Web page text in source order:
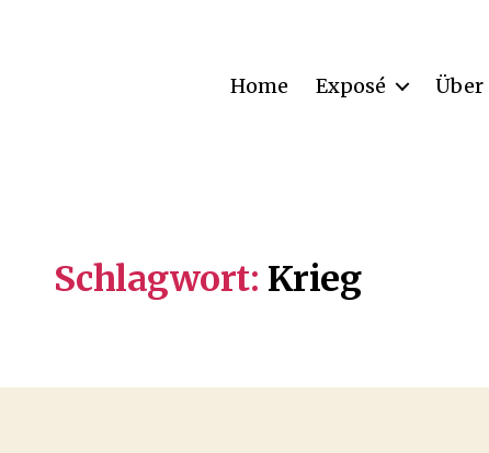
Home Exposé Über
Schlagwort: Krieg